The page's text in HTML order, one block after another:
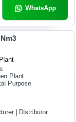
WhatsApp
Plant
Plant
Purpose
| Distributor